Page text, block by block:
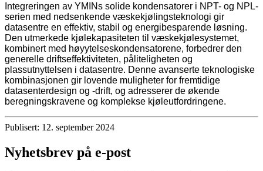
Integreringen av YMINs solide kondensatorer i NPT- og NPL-
serien med nedsenkende væskekjølingsteknologi gir
datasentre en effektiv, stabil og energibesparende løsning.
Den utmerkede kjølekapasiteten til væskekjølesystemet,
kombinert med høyytelseskondensatorene, forbedrer den
generelle driftseffektiviteten, påliteligheten og
plassutnyttelsen i datasentre. Denne avanserte teknologiske
kombinasjonen gir lovende muligheter for fremtidige
datasenterdesign og -drift, og adresserer de økende
beregningskravene og komplekse kjøleutfordringene.
Publisert: 12. september 2024
Nyhetsbrev på e-post